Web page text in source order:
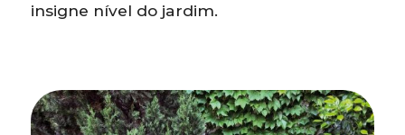
insigne nível do jardim.